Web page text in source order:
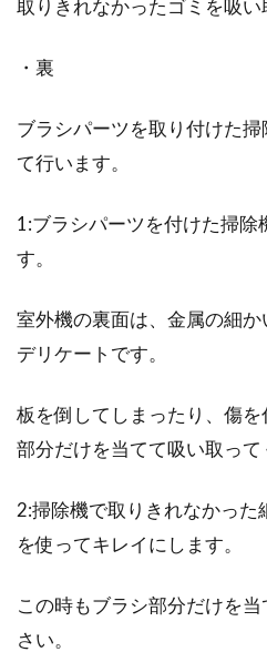
取りきれなかったゴミを吸い
・裏
ブラシパーツを取り付けた
て行います。
1:ブラシパーツを付けた掃除
す。
室外機の裏面は、金属の細
デリケートです。
板を倒してしまったり、傷
部分だけを当てて吸い取って
2:掃除機で取りきれなかった
を使ってキレイにします。
この時もブラシ部分だけを
さい。